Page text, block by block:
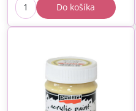
Do košíka